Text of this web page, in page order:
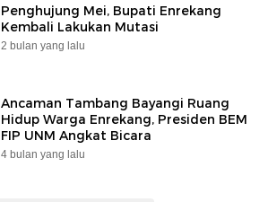
Penghujung Mei, Bupati Enrekang
Kembali Lakukan Mutasi
2 bulan yang lalu
Ancaman Tambang Bayangi Ruang
Hidup Warga Enrekang, Presiden BEM
FIP UNM Angkat Bicara
4 bulan yang lalu